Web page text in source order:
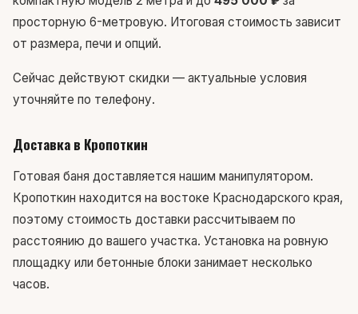
просторную 6-метровую. Итоговая стоимость зависит
от размера, печи и опций.
Сейчас действуют скидки — актуальные условия
уточняйте по телефону.
Доставка в Кропоткин
Готовая баня доставляется нашим манипулятором.
Кропоткин находится на востоке Краснодарского края,
поэтому стоимость доставки рассчитываем по
расстоянию до вашего участка. Установка на ровную
площадку или бетонные блоки занимает несколько
часов.